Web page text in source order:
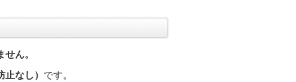
ん。
なし） です。